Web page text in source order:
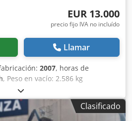
EUR 13.000
precio fijo IVA no incluído
Llamar
2007, horas de
, Peso en vacío: 2.586 kg
x 128 x 180 cm Ubicación: El
El BOMAG BW120AD4 es ideal
ligera en obras urbanas o
Clasificado